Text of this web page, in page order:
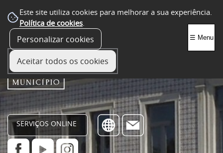
Este site utiliza cookies para melhorar a sua experiência.
Política de cookies.
Personalizar cookies
Aceitar todos os cookies
SERVIÇOS ONLINE
☰ Menu